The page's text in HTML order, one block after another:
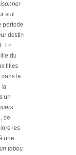
suit
période
destin
En
du
filles
dans la
la
un
de
les
une
tabou